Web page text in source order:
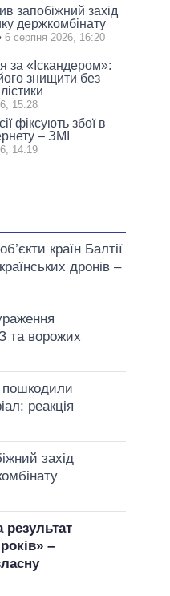
запобіжний захід
держкомбінату
6 серпня 2026, 16:20
за «Іскандером»:
знищити без
15:28
фіксують збої в
– ЗМІ
14:19
країн Балтії
дронів –
та ворожих
реакція
захід
–